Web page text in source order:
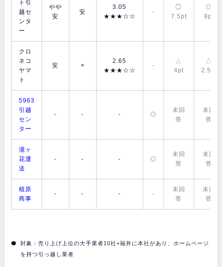
ト引
越セ
ンタ
ー
やや
安
安
3.05
★★★☆☆
-
◯
7.5pt
◎
8pt
クロ
ネコ
ヤマ
ト
安 ×
2.65
★★★☆☆
-
△
4pt
△
2.5pt
5963
引越
セン
ター
- - - ◎
未回
答
未回
答
瀧ヶ
花運
送
- - - ◎
未回
答
未回
答
植原
商事
- - - -
未回
答
未回
答
対象：売り上げ上位の大手業者10社+福井に本社があり、ホームページ
を持つ引っ越し業者